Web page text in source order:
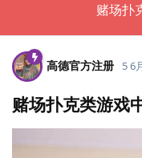
赌场扑
高德官方注册 5 6
赌场扑克类游戏